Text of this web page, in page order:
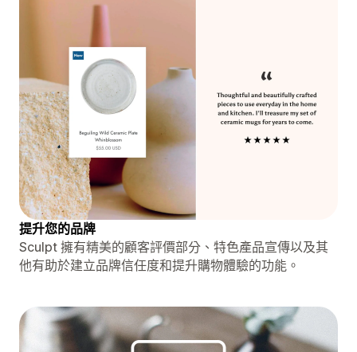
提升您的品牌
Sculpt 擁有精美的顧客評價部分、特色產品宣傳以及其
他有助於建立品牌信任度和提升購物體驗的功能。